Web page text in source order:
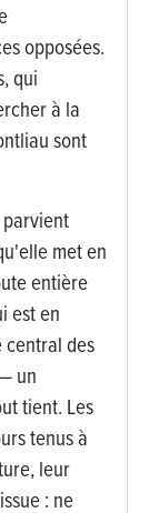
opposées.
qui
à la
sont
met en
entière
est en
central des
un
tient. Les
tenus à
leur
: ne